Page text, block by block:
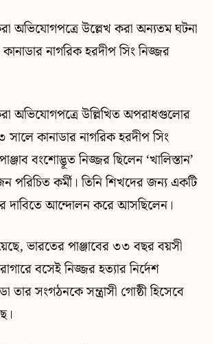
অভিযোগপত্রে উল্লেখ করা অন্যতম ঘটনা
নাগরিক হরদীপ সিং নিজ্জর
অভিযোগপত্রে উল্লিখিত অপরাধগুলোর
কানাডার নাগরিক হরদীপ সিং
বংশোদ্ভূত নিজ্জর ছিলেন ‘খালিস্তান’
কর্মী। তিনি শিখদের জন্য একটি
দাবিতে আন্দোলন করে আসছিলেন।
ভারতের পাঞ্জাবের ৩৩ বছর বয়সী
বসেই নিজ্জর হত্যার নির্দেশ
তার সংগঠনকে সন্ত্রাসী গোষ্ঠী হিসেবে